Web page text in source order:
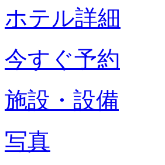
ホテル詳細
今すぐ予約
施設・設備
写真